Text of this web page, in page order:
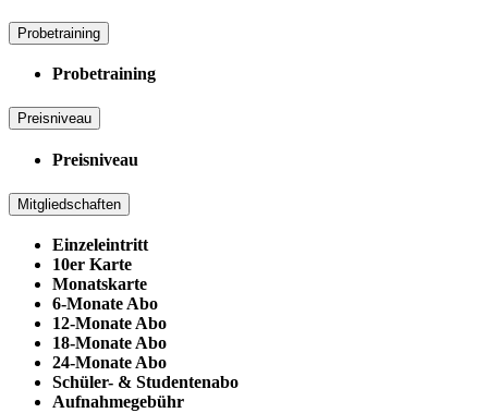
Probetraining
Probetraining
Preisniveau
Preisniveau
Mitgliedschaften
Einzeleintritt
10er Karte
Monatskarte
6-Monate Abo
12-Monate Abo
18-Monate Abo
24-Monate Abo
Schüler- & Studentenabo
Aufnahmegebühr